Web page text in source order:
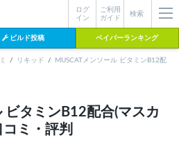
検索
ご利用
ガイド
ログ
イン
ビルド投稿 ベイパーランキング
ているワード
） mtl rda
MTL RDA
リキッド
MUSCATメンソール ビタミンB12配
ビタミンB12配合(マスカ
ミ・評判
該当の商品がまだ登録されていない可能
運営に お問い合わせいただければ、速や
。